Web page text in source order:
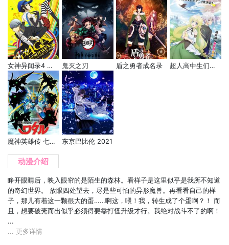
女神异闻录4 黄金版 鬼灭之刃 盾之勇者成名录 超人高中生们即便在异世界也能从容生存！
魔神英雄传 七魂的龙神丸 东京巴比伦 2021
动漫介绍
睁开眼睛后，映入眼帘的是陌生的森林。看样子是这里似乎是我所不知道
的奇幻世界。 放眼四处望去，尽是些可怕的异形魔兽。再看看自己的样
子，那儿有着这一颗很大的蛋……啊这，喂！我，转生成了个蛋啊？！ 而
且，想要破壳而出似乎必须得要靠打怪升级才行。我绝对战斗不了的啊！
...
... 更多详情